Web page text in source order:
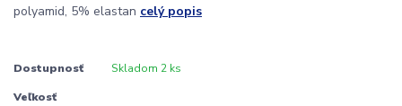
polyamid, 5% elastan celý popis
Dostupnosť Skladom 2 ks
Veľkosť